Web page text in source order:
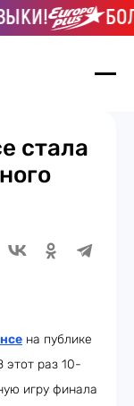
стала
на публике
этот раз 10-
игру финала